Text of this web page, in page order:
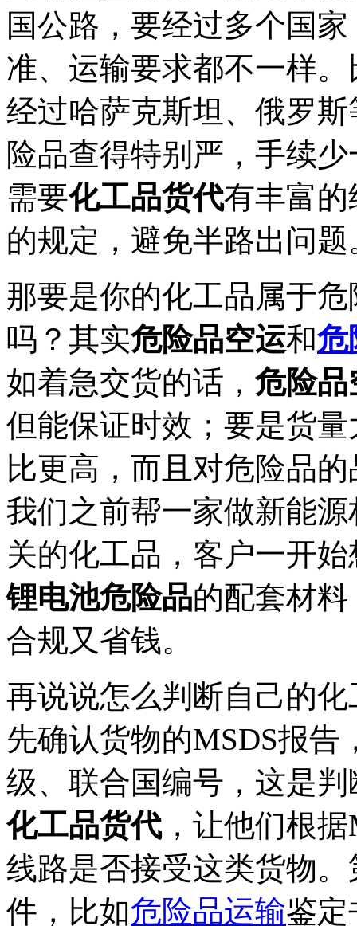
国公路，要经过多个国
准、运输要求都不一样
经过哈萨克斯坦、俄罗
险品查得特别严，手续
需要化工品货代有丰富
的规定，避免半路出问题
那要是你的化工品属于
吗？其实危险品空运和危
如着急交货的话， 危险品
但能保证时效；要是货
比更高，而且对危险品
我们之前帮一家做新能
关的化工品，客户一开
锂电池危险品的配套材
合规又省钱。
再说说怎么判断自己的
先确认货物的MSDS报
级、联合国编号，这是
化工品货代，让他们根
线路是否接受这类货物
件，比如危险品运输鉴定